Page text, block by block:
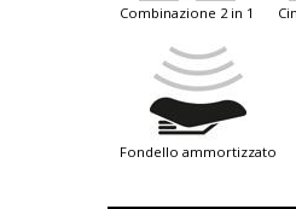
combinazione 2 in 1
fondello ammortizzato